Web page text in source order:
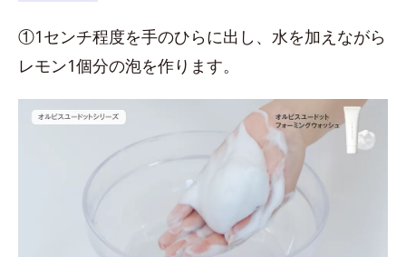
①1センチ程度を手のひらに出し、水を加えながら
レモン1個分の泡を作ります。